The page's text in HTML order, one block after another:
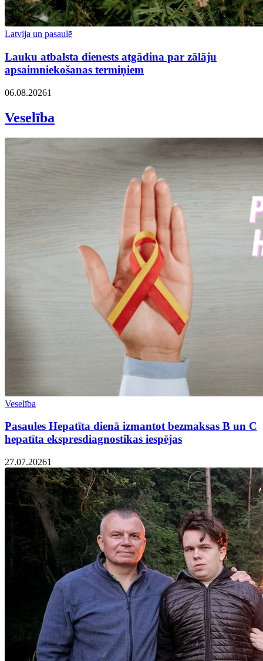
Latvija un pasaulē
Lauku atbalsta dienests atgādina par zālāju
apsaimniekošanas termiņiem
06.08.20261
Veselība
Veselība
Pasaules Hepatīta dienā izmantot bezmaksas B un C
hepatīta ekspresdiagnostikas iespējas
27.07.20261